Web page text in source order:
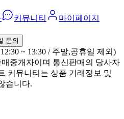
커뮤니티
마이페이지
문의
~ 13:30 / 주말,공휴일 제외)
중개자이며 통신판매의 당사자
커뮤니티는 상품 거래정보 및
습니다.